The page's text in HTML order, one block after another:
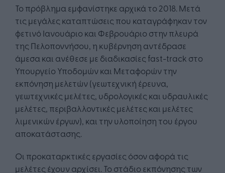
Το πρόβλημα εμφανίστηκε αρχικά το 2018. Μετά
τις μεγάλες καταπτώσεις που καταγράφηκαν τον
φετινό Ιανουάριο και Φεβρουάριο στην πλευρά
της Πελοποννήσου, η κυβέρνηση αντέδρασε
άμεσα και ανέθεσε με διαδικασίες fast-track στο
Υπουργείο Υποδομών και Μεταφορών την
εκπόνηση μελετών (γεωτεχνική έρευνα,
γεωτεχνικές μελέτες, υδρολογικές και υδραυλικές
μελέτες, περιβαλλοντικές μελέτες και μελέτες
λιμενικών έργων), και την υλοποίηση του έργου
αποκατάστασης.
Οι προκαταρκτικές εργασίες όσον αφορά τις
μελέτες έχουν αρχίσει. Το στάδιο εκπόνησης των